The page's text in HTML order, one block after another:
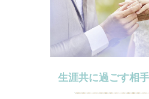
生涯共に過ごす相